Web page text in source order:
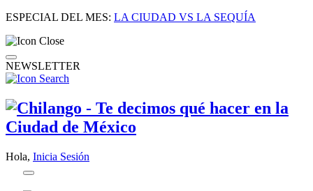
ESPECIAL DEL MES: LA CIUDAD VS LA SEQUÍA
NEWSLETTER
Hola, Inicia Sesión